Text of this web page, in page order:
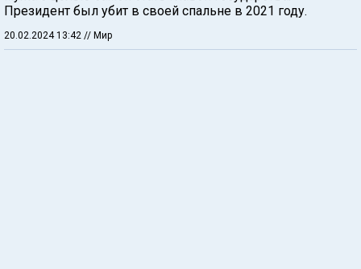
Президент был убит в своей спальне в 2021 году.
20.02.2024 13:42 // Мир